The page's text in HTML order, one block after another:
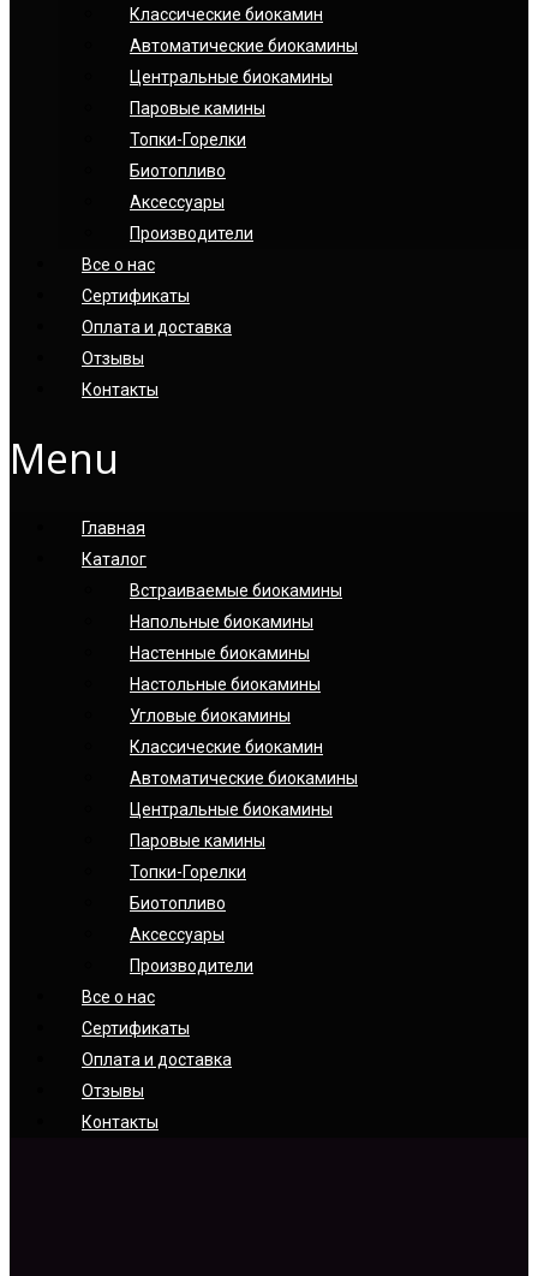
Классические биокамин
Автоматические биокамины
Центральные биокамины
Паровые камины
Топки-Горелки
Биотопливо
Аксессуары
Производители
Все о нас
Сертификаты
Оплата и доставка
Отзывы
Контакты
Menu
Главная
Каталог
Встраиваемые биокамины
Напольные биокамины
Настенные биокамины
Настoльные биокамины
Угловые биокамины
Классические биокамин
Автоматические биокамины
Центральные биокамины
Паровые камины
Топки-Горелки
Биотопливо
Аксессуары
Производители
Все о нас
Сертификаты
Оплата и доставка
Отзывы
Контакты